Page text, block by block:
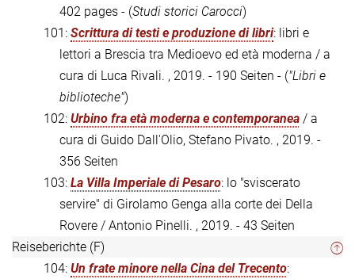
402 pages - (Studi storici Carocci)
101: Scrittura di testi e produzione di libri: libri e
lettori a Brescia tra Medioevo ed età moderna / a
cura di Luca Rivali. , 2019. - 190 Seiten - ("Libri e
biblioteche")
102: Urbino fra età moderna e contemporanea / a
cura di Guido Dall'Olio, Stefano Pivato. , 2019. -
356 Seiten
103: La Villa Imperiale di Pesaro: lo "sviscerato
servire" di Girolamo Genga alla corte dei Della
Rovere / Antonio Pinelli. , 2019. - 43 Seiten
Reiseberichte (F)
104: Un frate minore nella Cina del Trecento: